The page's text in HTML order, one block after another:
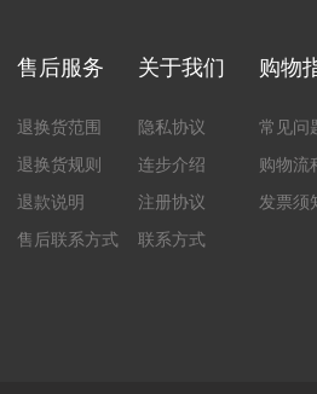
售后服务
退换货范围
退换货规则
退款说明
售后联系方式
关于我们
隐私协议
连步介绍
注册协议
联系方式
购物
常见问
购物流
发票须